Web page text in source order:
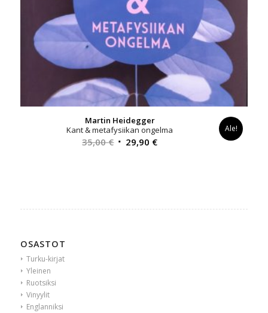
Martin Heidegger
Kant & metafysiikan ongelma
35,00€ Alkuperäinen
29,90 €Nykyinen
Ale!
OSASTOT
Turku-kirjat
Yleinen
Ruotsiksi
Vinyylit
Englanniksi